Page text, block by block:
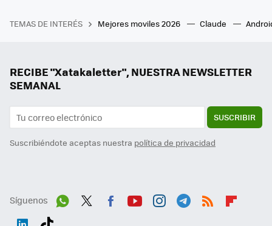
TEMAS DE INTERÉS Mejores moviles 2026 Claude
RECIBE "Xatakaletter", NUESTRA NEWSLETTER
SEMANAL
SUSCRIBIR
Suscribiéndote aceptas nuestra política de privacidad
Síguenos